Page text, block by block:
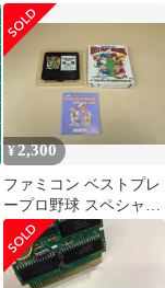
¥2,300
ファミコン ベストプレ
ープロ野球 スペシャル
ASCII 箱説付き FCソフ
ト